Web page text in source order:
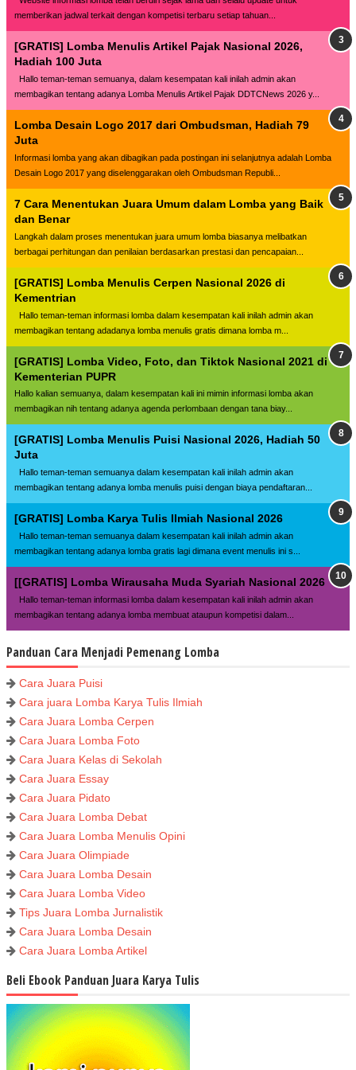
memberikan jadwal terkait dengan kompetisi terbaru setiap tahuan...
[GRATIS] Lomba Menulis Artikel Pajak Nasional 2026,
Hadiah 100 Juta
Hallo teman-teman semuanya, dalam kesempatan kali inilah admin akan
membagikan tentang adanya Lomba Menulis Artikel Pajak DDTCNews 2026 y...
Lomba Desain Logo 2017 dari Ombudsman, Hadiah 79
Juta
Informasi lomba yang akan dibagikan pada postingan ini selanjutnya adalah Lomba
Desain Logo 2017 yang diselenggarakan oleh Ombudsman Republi...
7 Cara Menentukan Juara Umum dalam Lomba yang Baik
dan Benar
Langkah dalam proses menentukan juara umum lomba biasanya melibatkan
berbagai perhitungan dan penilaian berdasarkan prestasi dan pencapaian...
[GRATIS] Lomba Menulis Cerpen Nasional 2026 di
Kementrian
Hallo teman-teman informasi lomba dalam kesempatan kali inilah admin akan
membagikan tentang adadanya lomba menulis gratis dimana lomba m...
[GRATIS] Lomba Video, Foto, dan Tiktok Nasional 2021 di
Kementerian PUPR
Hallo kalian semuanya, dalam kesempatan kali ini mimin informasi lomba akan
membagikan nih tentang adanya agenda perlombaan dengan tana biay...
[GRATIS] Lomba Menulis Puisi Nasional 2026, Hadiah 50
Juta
Hallo teman-teman semuanya dalam kesempatan kali inilah admin akan
membagikan tentang adanya lomba menulis puisi dengan biaya pendaftaran...
[GRATIS] Lomba Karya Tulis Ilmiah Nasional 2026
Hallo teman-teman semuanya dalam kesempatan kali inilah admin akan
membagikan tentang adanya lomba gratis lagi dimana event menulis ini s...
[[GRATIS] Lomba Wirausaha Muda Syariah Nasional 2026
Hallo teman-teman informasi lomba dalam kesempatan kali inilah admin akan
membagikan tentang adanya lomba membuat ataupun kompetisi dalam...
Panduan Cara Menjadi Pemenang Lomba
Cara Juara Puisi
Cara juara Lomba Karya Tulis Ilmiah
Cara Juara Lomba Cerpen
Cara Juara Lomba Foto
Cara Juara Kelas di Sekolah
Cara Juara Essay
Cara Juara Pidato
Cara Juara Lomba Debat
Cara Juara Lomba Menulis Opini
Cara Juara Olimpiade
Cara Juara Lomba Desain
Cara Juara Lomba Video
Tips Juara Lomba Jurnalistik
Cara Juara Lomba Desain
Cara Juara Lomba Artikel
Beli Ebook Panduan Juara Karya Tulis